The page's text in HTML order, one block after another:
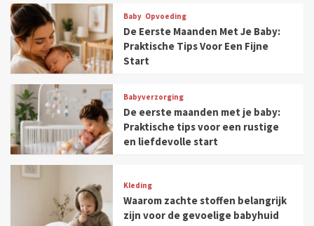
Baby Opvoeding
De Eerste Maanden Met Je Baby:
Praktische Tips Voor Een Fijne
Start
Babyverzorging
De eerste maanden met je baby:
Praktische tips voor een rustige
en liefdevolle start
Kleding
Waarom zachte stoffen belangrijk
zijn voor de gevoelige babyhuid